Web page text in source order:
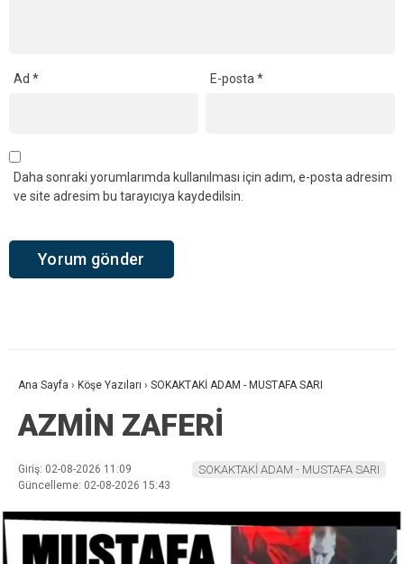
Ad * E-posta*
Daha sonraki yorumlarımda kullanılması için adım, e-posta adresim
ve site adresim bu tarayıcıya kaydedilsin.
Ana Sayfa › Köşe Yazıları › SOKAKTAKİ ADAM - MUSTAFA SARI
AZMİN ZAFERİ
Giriş: 02-08-2026 11:09
Güncelleme: 02-08-2026 15:43
SOKAKTAKİ ADAM - MUSTAFA SARI